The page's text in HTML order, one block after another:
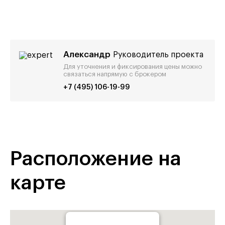
Александр Руководитель проекта
Для уточнения и фиксирования цены можно
связаться напрямую с брокером
+7 (495) 106-19-99
Расположение на
карте